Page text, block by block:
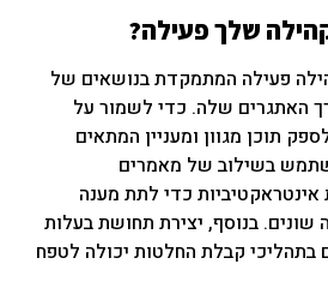
שלךפעילה?
פעילה המתמקדת בנושאים של
האתגרים שלה. כדי לשמור על
תוכן מגוון ומעניין המתאים
בשילוב של מאמרים
אינטראקטיביות כדי לתת מענה
שונים. בנוסף, יצירת תחושת בעלות
בתהליכי קבלת החלטות יכולה לטפח